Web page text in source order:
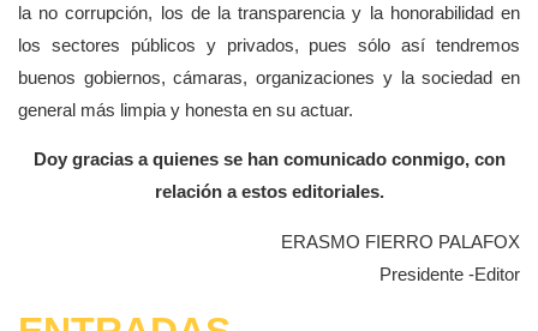
la no corrupción, los de la transparencia y la honorabilidad en
los sectores públicos y privados, pues sólo así tendremos
buenos gobiernos, cámaras, organizaciones y la sociedad en
general más limpia y honesta en su actuar.
Doy gracias a quienes se han comunicado conmigo, con
relación a estos editoriales.
ERASMO FIERRO PALAFOX
Presidente -Editor